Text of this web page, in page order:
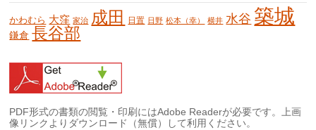
かわむら 大窪 家治 成田 日置 日野 松本（幸） 横井 水谷 築城
鎌倉 長谷部
PDF形式の書類の閲覧・印刷にはAdobe Readerが必要です。上画
像リンクよりダウンロード（無償）して利用ください。